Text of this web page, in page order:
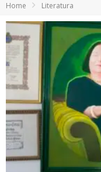
Home Literatura